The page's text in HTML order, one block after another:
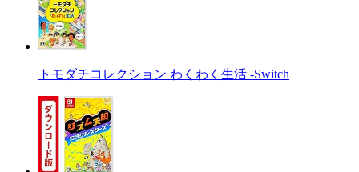
トモダチコレクション わくわく生活 -Switch